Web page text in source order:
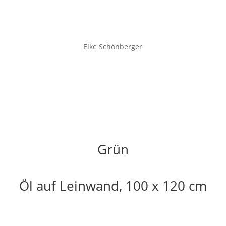
Elke Schönberger
Grün
Öl auf Leinwand, 100 x 120 cm